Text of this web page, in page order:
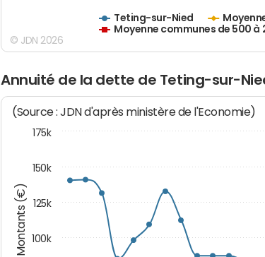
Teting-sur-Nied
Moyenne communes de 500
© JDN 2026
Annuité de la dette de Teting-sur-
Montants (€)
(Source : JDN d'après ministère de l'Economie)
100k
125k
150k
175k